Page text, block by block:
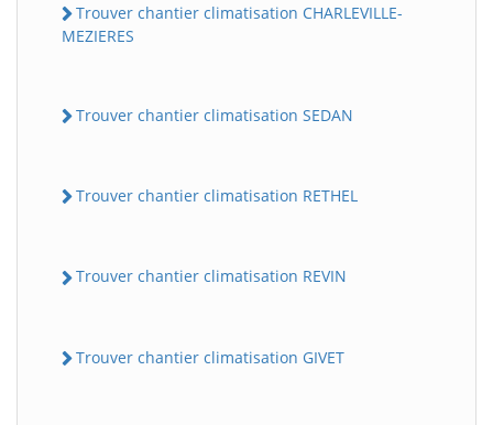
Trouver chantier climatisation CHARLEVILLE-
MEZIERES
Trouver chantier climatisation SEDAN
Trouver chantier climatisation RETHEL
Trouver chantier climatisation REVIN
Trouver chantier climatisation GIVET